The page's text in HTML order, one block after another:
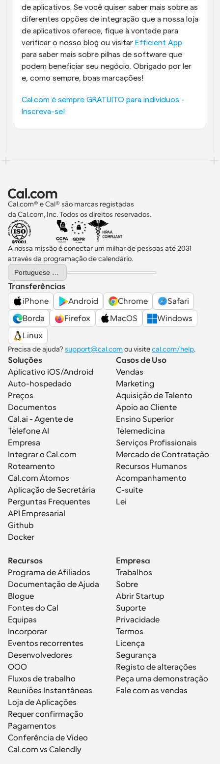
de aplicativos. Se você quiser saber mais sobre as
diferentes opções de integração que a nossa loja
de aplicativos oferece, fique à vontade para
verificar o nosso blog ou visitar Efficient App
para saber mais sobre pilhas de software que
podem beneficiar seu negócio. Obrigado por ler
e, como sempre, boas marcações!
Cal.com é sempre GRATUITO para indivíduos -
Inscreva-se!
Cal.com® e Cal® são marcas registadas
da Cal.com, Inc. Todos os direitos reservados.
A nossa missão é conectar um milhar de pessoas até 2031
através da programação de calendário.
Select Language
Transferências
iPhone
Android Chrome
Safari
Borda
Firefox MacOS
Windows
Linux
Precisa de ajuda? support@cal.com ou visite cal.com/help.
Soluções
Aplicativo iOS/Android
Auto-hospedado
Preços
Documentos
Cal.ai - Agente de
Telefone AI
Empresa
Integrar o Cal.com
Roteamento
Cal.com Átomos
Aplicação de Secretária
Perguntas Frequentes
API Empresarial
Github
Docker
Casos de Uso
Vendas
Marketing
Aquisição de Talento
Apoio ao Cliente
Ensino Superior
Telemedicina
Serviços Profissionais
Mercado de Contratação
Recursos Humanos
Acompanhamento
C-suite
Lei
Recursos
Programa de Afiliados
Documentação de Ajuda
Blogue
Fontes do Cal
Equipas
Incorporar
Eventos recorrentes
Desenvolvedores
OOO
Fluxos de trabalho
Reuniões Instantâneas
Loja de Aplicações
Requer confirmação
Pagamentos
Conferência de Vídeo
Cal.com vs Calendly
Empresa
Trabalhos
Sobre
Abrir Startup
Suporte
Privacidade
Termos
Licença
Segurança
Registo de alterações
Peça uma demonstração
Fale com as vendas